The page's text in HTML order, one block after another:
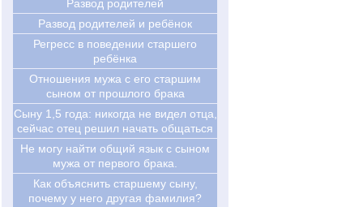
Развод родителей
Развод родителей и ребёнок
Регресс в поведении старшего
ребёнка
Отношения мужа с его старшим
сыном от прошлого брака
Cыну 1,5 года: никогда не видел отца,
сейчас отец решил начать общаться
Не могу найти общий язык с сыном
мужа от первого брака.
Как объяснить старшему сыну,
почему у него другая фамилия?